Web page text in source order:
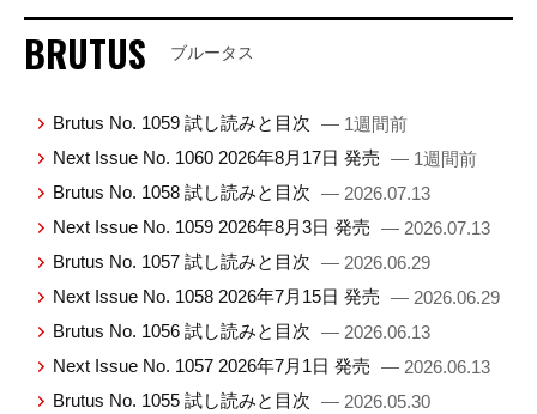
BRUTUS ブルータス
Brutus No. 1059 試し読みと目次 — 1週間前
Next Issue No. 1060 2026年8月17日 発売 — 1週間前
Brutus No. 1058 試し読みと目次 — 2026.07.13
Next Issue No. 1059 2026年8月3日 発売 — 2026.07.13
Brutus No. 1057 試し読みと目次 — 2026.06.29
Next Issue No. 1058 2026年7月15日 発売 — 2026.06.29
Brutus No. 1056 試し読みと目次 — 2026.06.13
Next Issue No. 1057 2026年7月1日 発売 — 2026.06.13
Brutus No. 1055 試し読みと目次 — 2026.05.30